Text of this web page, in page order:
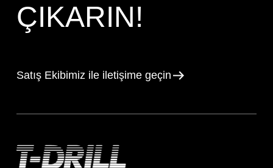
ÇIKARIN!
Satış Ekibimiz ile iletişime geçin